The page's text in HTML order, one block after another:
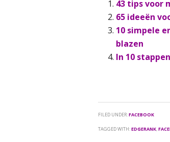
43 tips voor
65 ideeën
10 simpele
blazen
In 10
FILED UNDER:FACEBOOK
TAGGED WITH:EDGERANK,